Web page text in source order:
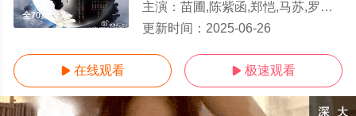
全70集/全集
主演： 苗圃,陈紫函,郑恺,马苏,罗晋,冯远征,姜武,黄觉,李宗翰,王铭铎,刘宇桥,贡米,王靓雅,王翌舟,张鹰,何佳怡,刘钇彤,滕文昊,芮伟航,曾昂
更新时间： 2025-06-26
 在线观看  极速观看